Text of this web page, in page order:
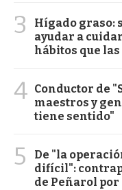
3
Hígado graso:
ayudar a
hábitos que
4 Conductor de
maestros y
tiene sentido"
5
De "la
difícil":
de Peñarol por